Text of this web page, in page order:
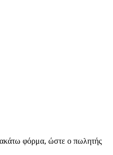
φόρμα, ώστε ο πωλητής